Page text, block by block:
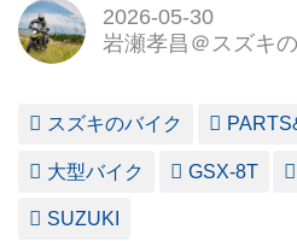
2026-05-30
岩瀬孝昌＠スズキ
スズキのバイク
大型バイク GSX-8T
SUZUKI